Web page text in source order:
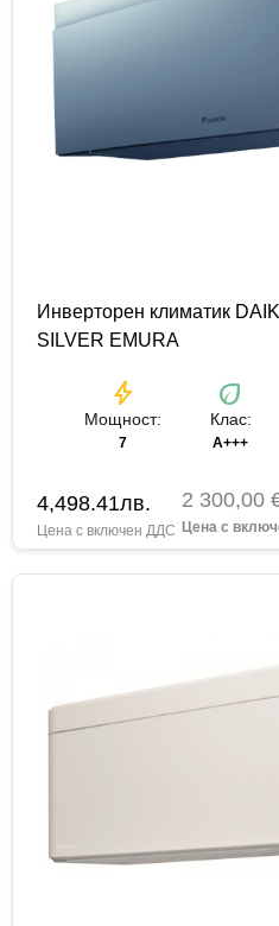
Инверторен климатик
SILVER EMURA
bolt
Мощност:
7
eco
Клас:
A+++
4,498.41лв. 2 300,00